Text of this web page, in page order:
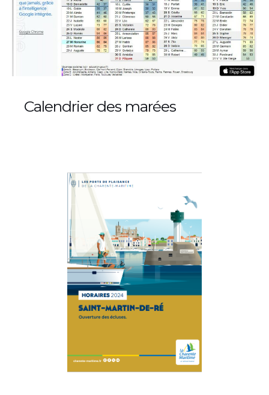
Calendrier des marées